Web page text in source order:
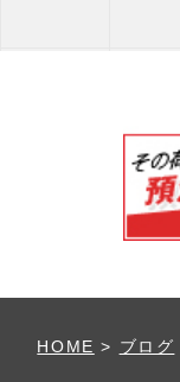
HOME > ブログ